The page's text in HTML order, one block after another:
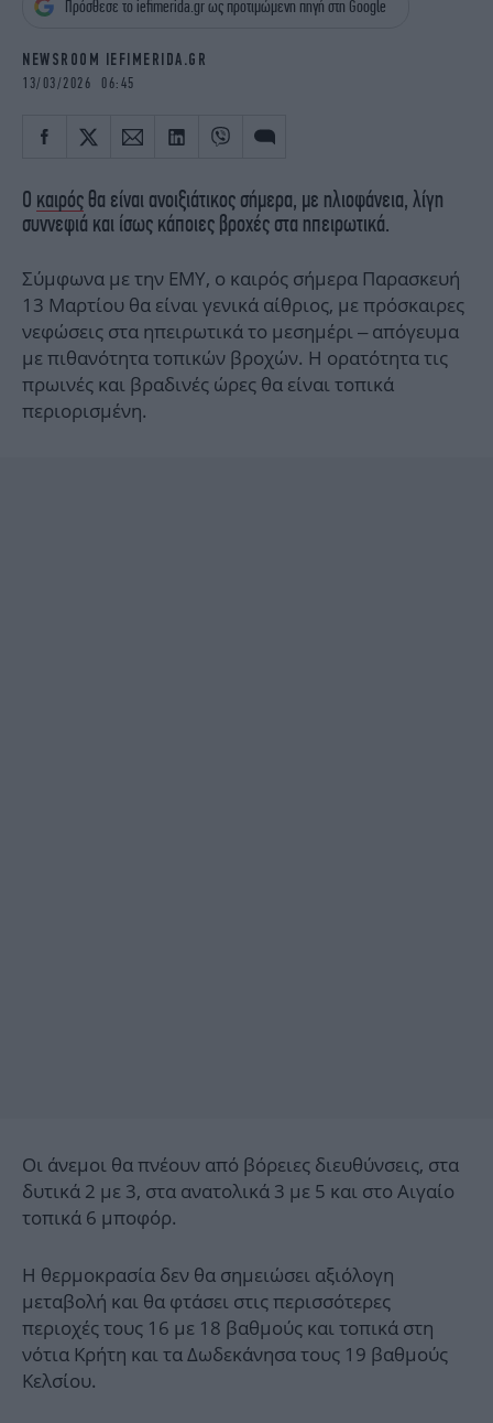
iBOOKS
ΖΩΔΙΑ
MEDIA
NEWSLETTER
Πρόσθεσε το iefimerida.gr ως προτιμώμενη πηγή στη Google
NEWSROOM IEFIMERIDA.GR
13/03/2026 06:45
Ο καιρός θα είναι ανοιξιάτικος σήμερα, με ηλιοφάνεια, λίγη
συννεφιά και ίσως κάποιες βροχές στα ηπειρωτικά.
Σύμφωνα με την ΕΜΥ, ο καιρός σήμερα Παρασκευή
13 Μαρτίου θα είναι γενικά αίθριος, με πρόσκαιρες
νεφώσεις στα ηπειρωτικά το μεσημέρι – απόγευμα
με πιθανότητα τοπικών βροχών. Η ορατότητα τις
πρωινές και βραδινές ώρες θα είναι τοπικά
περιορισμένη.
Οι άνεμοι θα πνέουν από βόρειες διευθύνσεις, στα
δυτικά 2 με 3, στα ανατολικά 3 με 5 και στο Αιγαίο
τοπικά 6 μποφόρ.
Η θερμοκρασία δεν θα σημειώσει αξιόλογη
μεταβολή και θα φτάσει στις περισσότερες
περιοχές τους 16 με 18 βαθμούς και τοπικά στη
νότια Κρήτη και τα Δωδεκάνησα τους 19 βαθμούς
Κελσίου.